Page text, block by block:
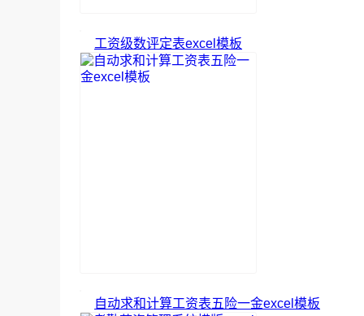
工资级数评定表excel模板
自动求和计算工资表五险一金excel模板